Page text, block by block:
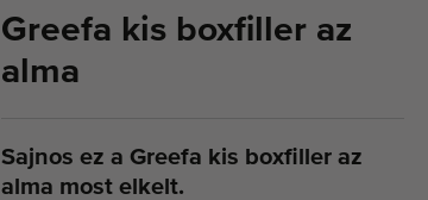
Greefa kis boxfiller az
alma
Sajnos ez a Greefa kis boxfiller az
alma most elkelt.